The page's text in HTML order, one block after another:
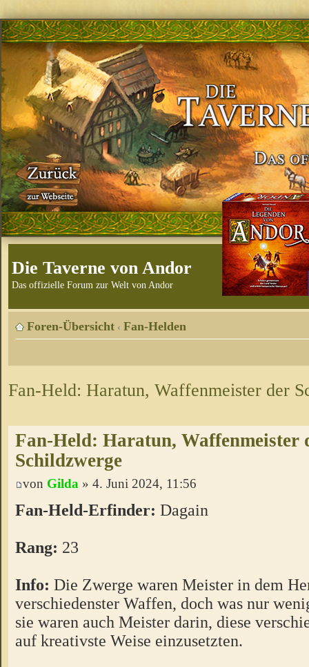
Die Taverne von Andor
Das offizielle Forum zur Welt von Andor
Foren-Übersicht ‹ Fan-Helden
Fan-Held: Haratun, Waffenmeister der
Fan-Held: Haratun, Waffenmeister
Schildzwerge
von Gilda » 4. Juni 2024, 11:56
Fan-Held-Erfinder: Dagain
Rang: 23
Info: Die Zwerge waren Meister in dem
verschiedenster Waffen, doch was nur
sie waren auch Meister darin, diese
auf kreativste Weise einzusetzten.